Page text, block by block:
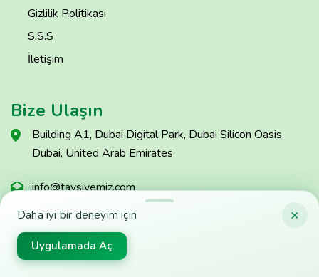
×
Daha iyi bir deneyim için
Uygulamada Aç
Gizlilik Politikası
S.S.S
İletişim
Bize Ulaşın
Building A1, Dubai Digital Park, Dubai Silicon Oasis,
Dubai, United Arab Emirates
info@tavsiyemiz.com